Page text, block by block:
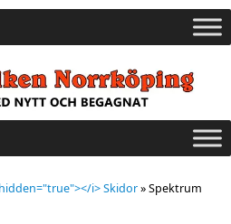
i> Skidor»Spektrum